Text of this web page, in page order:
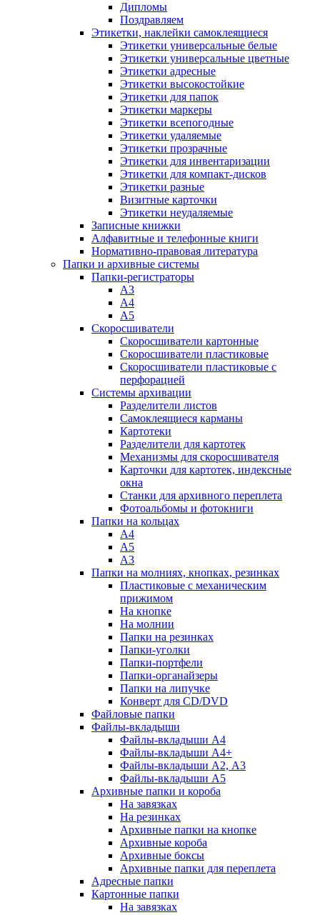
Дипломы
Поздравляем
Этикетки, наклейки самоклеящиеся
Этикетки универсальные белые
Этикетки универсальные цветные
Этикетки адресные
Этикетки высокостойкие
Этикетки для папок
Этикетки маркеры
Этикетки всепогодные
Этикетки удаляемые
Этикетки прозрачные
Этикетки для инвентаризации
Этикетки для компакт-дисков
Этикетки разные
Визитные карточки
Этикетки неудаляемые
Записные книжки
Алфавитные и телефонные книги
Нормативно-правовая литература
Папки и архивные системы
Папки-регистраторы
А3
А4
А5
Скоросшиватели
Скоросшиватели картонные
Скоросшиватели пластиковые
Скоросшиватели пластиковые с
перфорацией
Системы архивации
Разделители листов
Самоклеящиеся карманы
Картотеки
Разделители для картотек
Механизмы для скоросшивателя
Карточки для картотек, индексные
окна
Станки для архивного переплета
Фотоальбомы и фотокниги
Папки на кольцах
А4
А5
А3
Папки на молниях, кнопках, резинках
Пластиковые с механическим
прижимом
На кнопке
На молнии
Папки на резинках
Папки-уголки
Папки-портфели
Папки-органайзеры
Папки на липучке
Конверт для CD/DVD
Файловые папки
Файлы-вкладыши
Файлы-вкладыши А4
Файлы-вкладыши А4+
Файлы-вкладыши А2, А3
Файлы-вкладыши А5
Архивные папки и короба
На завязках
На резинках
Архивные папки на кнопке
Архивные короба
Архивные боксы
Архивные папки для переплета
Адресные папки
Картонные папки
На завязках